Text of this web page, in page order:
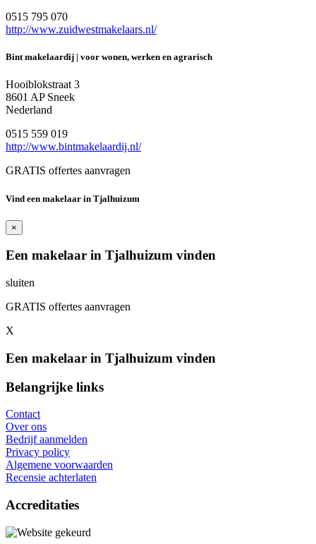
0515 795 070
http://www.zuidwestmakelaars.nl/
Bint makelaardij | voor wonen, werken en agrarisch
Hooiblokstraat 3
8601 AP Sneek
Nederland
0515 559 019
http://www.bintmakelaardij.nl/
GRATIS offertes aanvragen
Vind een makelaar in Tjalhuizum
×
Een makelaar in Tjalhuizum vinden
sluiten
GRATIS offertes aanvragen
X
Een makelaar in Tjalhuizum vinden
Belangrijke links
Contact
Over ons
Bedrijf aanmelden
Privacy policy
Algemene voorwaarden
Recensie achterlaten
Accreditaties